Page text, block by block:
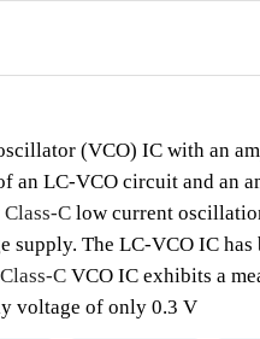
(VCO) IC with an
an LC-VCO circuit and an
Class-C low current
supply. The LC-VCO IC
Class-C VCO IC exhibits a
voltage of only 0.3 V